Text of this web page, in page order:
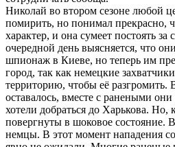
Николай во втором сезоне любой
помирить, но понимал прекрасно,
характер, и она сумеет постоять за
очередной день выясняется, что
шпионаж в Киеве, но теперь им
город, так как немецкие
территорию, чтобы её разгромить.
оставалось, вместе с ранеными
хотели добраться до Харькова.
повергнуты в шоковое состояние.
немцы. В этот момент нападения